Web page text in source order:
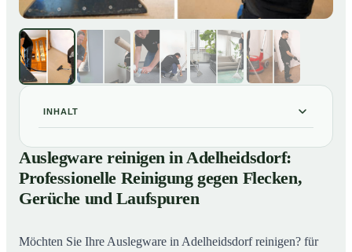
INHALT
01 Auslegware reinigen in Adelheidsdorf: Professionelle
Reinigung gegen Flecken, Gerüche und Laufspuren
02
So wird Auslegware in Adelheidsdorf professionell
gereinigt
Auslegware reinigen in Adelheidsdorf:
Professionelle Reinigung gegen Flecken,
Gerüche und Laufspuren
Möchten Sie Ihre Auslegware in Adelheidsdorf reinigen? für